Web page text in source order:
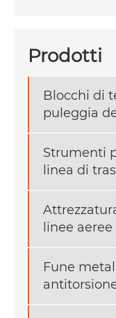
Prodotti
Blocchi di
puleggia
Strumenti
linea di
linee aeree
Fune